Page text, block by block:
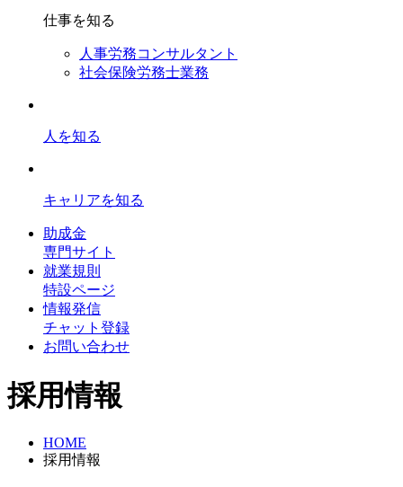
仕事を知る
人事労務コンサルタント
社会保険労務士業務
人を知る
キャリアを知る
助成金
専門サイト
就業規則
特設ページ
情報発信
チャット登録
お問い合わせ
採用情報
HOME
採用情報